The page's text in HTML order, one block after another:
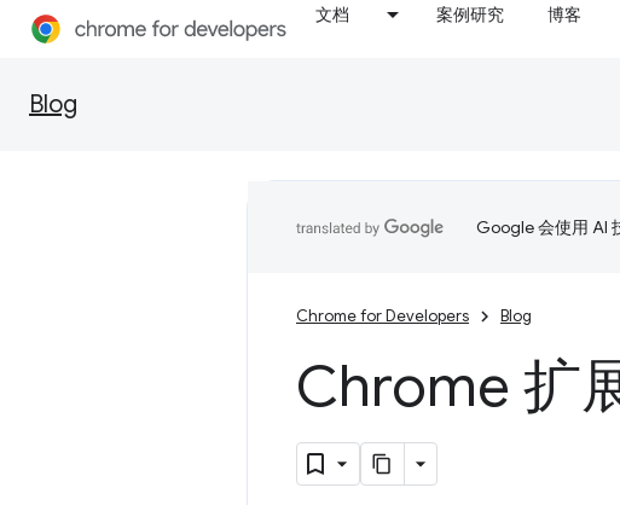
文档 案例研究 博客
Blog
Google 会使用 AI
Chrome for Developers Blog
Chrome 扩